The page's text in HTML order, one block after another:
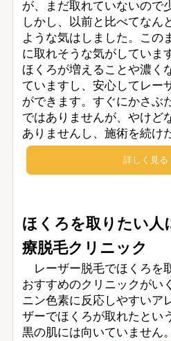
が、まだ取れていないので
しかし、以前と比べてなん
ような気はしました。この
に取れそうな気がしていま
ほくろが増えることや濃く
ていますし、安心してレー
ができます。すぐにかさぶ
ではありませんが、やけど
ありませんし、施術を続け
詳しく見る
ほくろを取りたい人
療脱毛クリニック
レーザー脱毛でほくろを
おすすめのクリニックがい
ニン色素に反応しやすいア
ザーでほくろが取れたとい
黒の肌には向いていません